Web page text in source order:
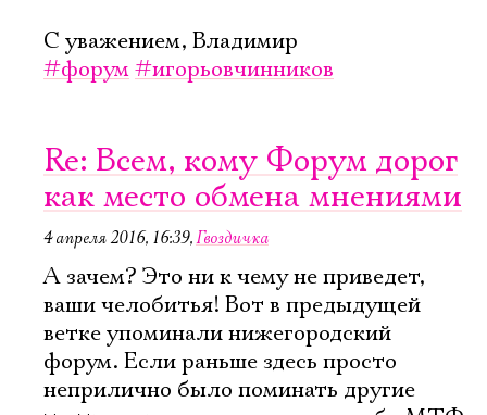
С уважением, Владимир
#форум#игорьовчинников
Re: Всем, кому Форум дорог
как место обмена мнениями
4 апреля 2016, 16:39,Гвоздичка
А зачем? Это ни к чему не приведет,
ваши челобитья! Вот в предыдущей
ветке упоминали нижегородский
форум. Если раньше здесь просто
неприлично было поминать другие